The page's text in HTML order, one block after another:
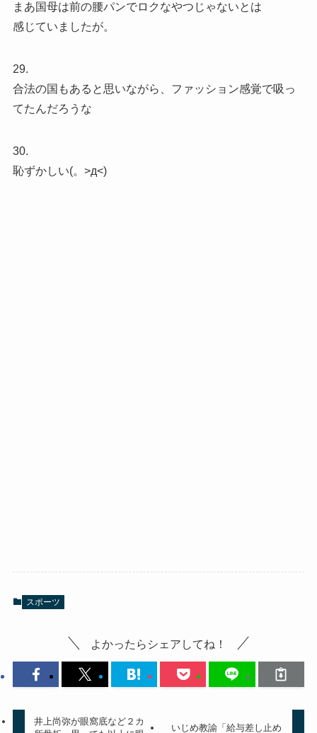
まあ国母は前の腰パンでロクなやつじゃないとは
感じていましたが。
29.
合法の国もあると思いながら、ファッション感覚で吸っ
てたんだろうな
30.
恥ずかしい(。>д<)
スポーツ
よかったらシェアしてね！
井上尚弥が眼窩底など２カ
いじめ教諭「給与差し止め